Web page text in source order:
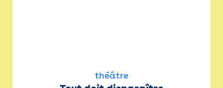
théâtre